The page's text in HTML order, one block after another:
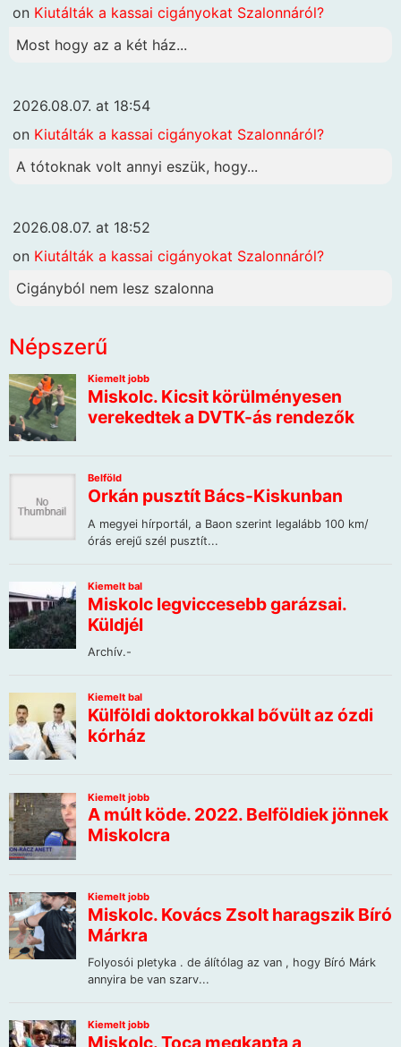
on Kiutálták a kassai cigányokat Szalonnáról?
Most hogy az a két ház...
2026.08.07. at 18:54
on Kiutálták a kassai cigányokat Szalonnáról?
A tótoknak volt annyi eszük, hogy...
2026.08.07. at 18:52
on Kiutálták a kassai cigányokat Szalonnáról?
Cigányból nem lesz szalonna
Népszerű